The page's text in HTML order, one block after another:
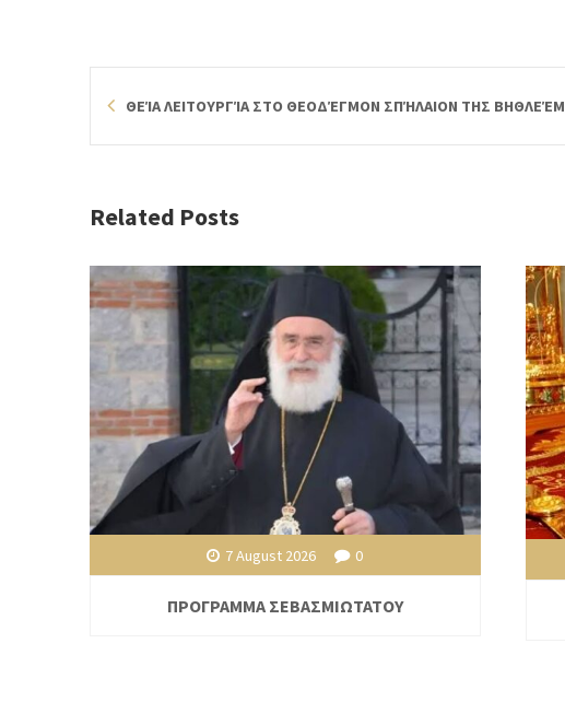
ΘΕΊΑ ΛΕΙΤΟΥΡΓΊΑ ΣΤΟ ΘΕΟΔΈΓΜΟΝ ΣΠΉΛΑΙΟΝ ΤΗΣ ΒΗΘΛΕΈΜ
Related Posts
7 August 2026 0
ΠΡΟΓΡΑΜΜΑ ΣΕΒΑΣΜΙΩΤΑΤΟΥ